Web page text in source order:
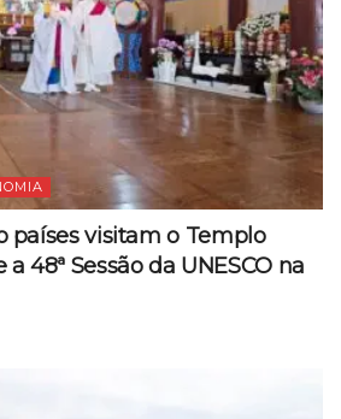
países visitam o Templo
48ª Sessão da UNESCO na